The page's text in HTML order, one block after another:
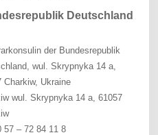
Deutschland
der Bundesrepublik
wul. Skrypnyka 14 a,
Charkiw, Ukraine
wul. Skrypnyka 14 a, 61057
57 – 72 84 11 8